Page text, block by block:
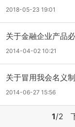
2018-05-23 19:01
关于金融企业产品
2014-04-02 10:21
关于冒用我会名义
2014-06-27 15:56
1/2